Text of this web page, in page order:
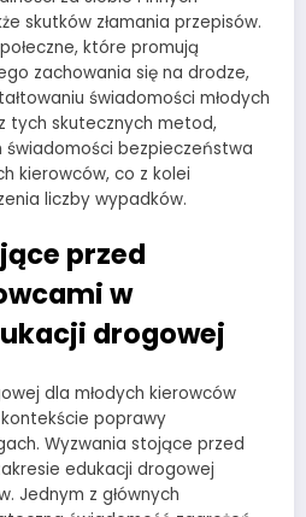
skutków złamania przepisów.
które promują
zachowania się na drodze,
świadomości młodych
tych skutecznych metod,
bezpieczeństwa
kierowców, co z kolei
liczby wypadków.
przed
w
drogowej
dla młodych kierowców
poprawy
Wyzwania stojące przed
edukacji drogowej
Jednym z głównych